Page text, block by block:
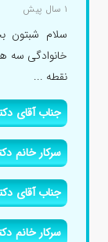
۱ سال پیش
سلام شبتون
خانوادگی سه
نقطه ...
جناب آقای
سرکار خانم
جناب آقای
سرکار خانم